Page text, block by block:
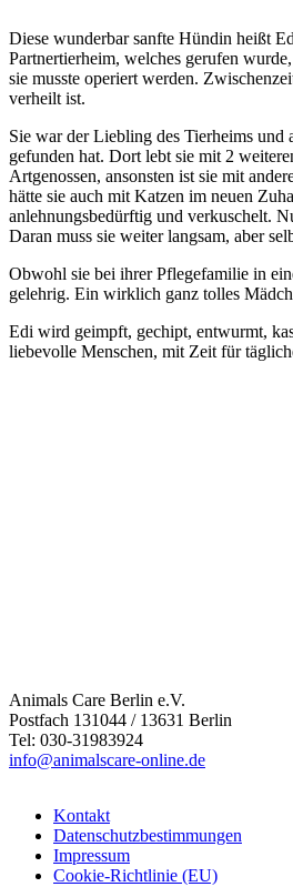
Diese wunderbar sanfte Hündin heißt
Partnertierheim, welches gerufen
sie musste operiert werden.
verheilt ist.
Sie war der Liebling des Tierheims und
gefunden hat. Dort lebt sie mit 2
Artgenossen, ansonsten ist sie mit
hätte sie auch mit Katzen im neuen
anlehnungsbedürftig und verkuschelt.
Daran muss sie weiter langsam, aber
Obwohl sie bei ihrer Pflegefamilie in
gelehrig. Ein wirklich ganz tolles
Edi wird geimpft, gechipt, entwurmt,
liebevolle Menschen, mit Zeit für
Animals Care Berlin e.V.
Postfach 131044 / 13631 Berlin
Tel: 030-31983924
info@animalscare-online.de
Kontakt
Datenschutzbestimmungen
Impressum
Cookie-Richtlinie (EU)